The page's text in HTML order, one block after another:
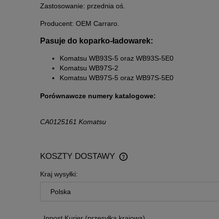
Zastosowanie: przednia oś.
Producent: OEM Carraro.
Pasuje do koparko-ładowarek:
Komatsu WB93S-5 oraz WB93S-5E0
Komatsu WB97S-2
Komatsu WB97S-5 oraz WB97S-5E0
Porównawcze numery katalogowe:
CA0125161 Komatsu
KOSZTY DOSTAWY
Kraj wysyłki: